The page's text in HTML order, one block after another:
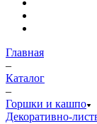
Главная
–
Каталог
–
Горшки и кашпо
Декоративно-